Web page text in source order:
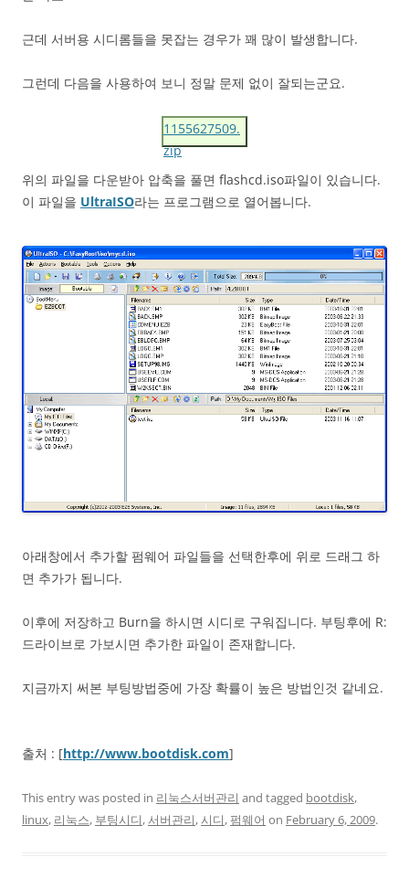
근데 서버용 시디롬들을 못잡는 경우가 꽤 많이 발생합니다.
그런데 다음을 사용하여 보니 정말 문제 없이 잘되는군요.
1155627509.
zip
위의 파일을 다운받아 압축을 풀면 flashcd.iso파일이 있습니다.
이 파일을 UltraISO라는 프로그램으로 열어봅니다.
아래창에서 추가할 펌웨어 파일들을 선택한후에 위로 드래그 하
면 추가가 됩니다.
이후에 저장하고 Burn을 하시면 시디로 구워집니다. 부팅후에 R:
드라이브로 가보시면 추가한 파일이 존재합니다.
지금까지 써본 부팅방법중에 가장 확률이 높은 방법인것 같네요.
출처 : [http://www.bootdisk.com]
This entry was posted in 리눅스서버관리 and tagged bootdisk,
linux, 리눅스, 부팅시디, 서버관리,시디, 펌웨어 on February 6, 2009.